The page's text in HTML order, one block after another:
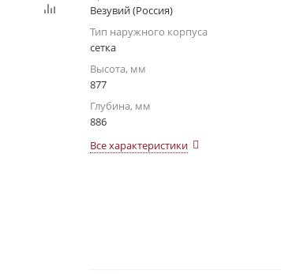
Везувий (Россия)
Тип наружного корпуса
сетка
Высота, мм
877
Глубина, мм
886
Все характеристики